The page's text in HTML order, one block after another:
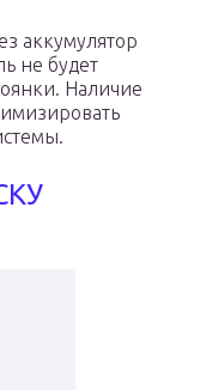
аккумулятор
не будет
Наличие